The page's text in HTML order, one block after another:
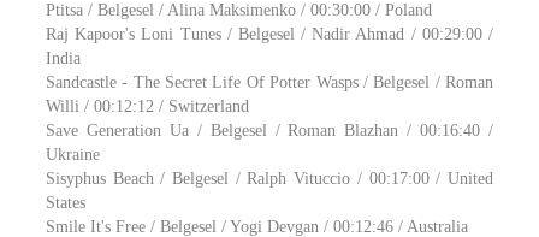
Ptitsa / Belgesel / Alina Maksimenko / 00:30:00 / Poland
Raj Kapoor's Loni Tunes / Belgesel / Nadir Ahmad / 00:29:00 /
India
Sandcastle - The Secret Life Of Potter Wasps / Belgesel / Roman
Willi / 00:12:12 / Switzerland
Save Generation Ua / Belgesel / Roman Blazhan / 00:16:40 /
Ukraine
Sisyphus Beach / Belgesel / Ralph Vituccio / 00:17:00 / United
States
Smile It's Free / Belgesel / Yogi Devgan / 00:12:46 / Australia